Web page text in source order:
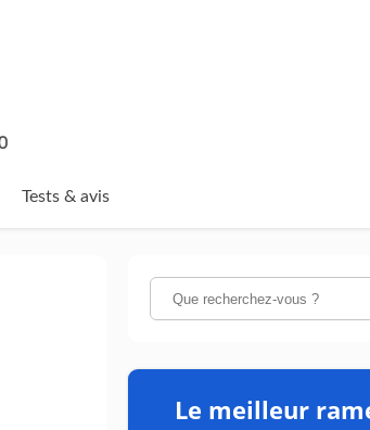
Tests & avis
Le meilleur